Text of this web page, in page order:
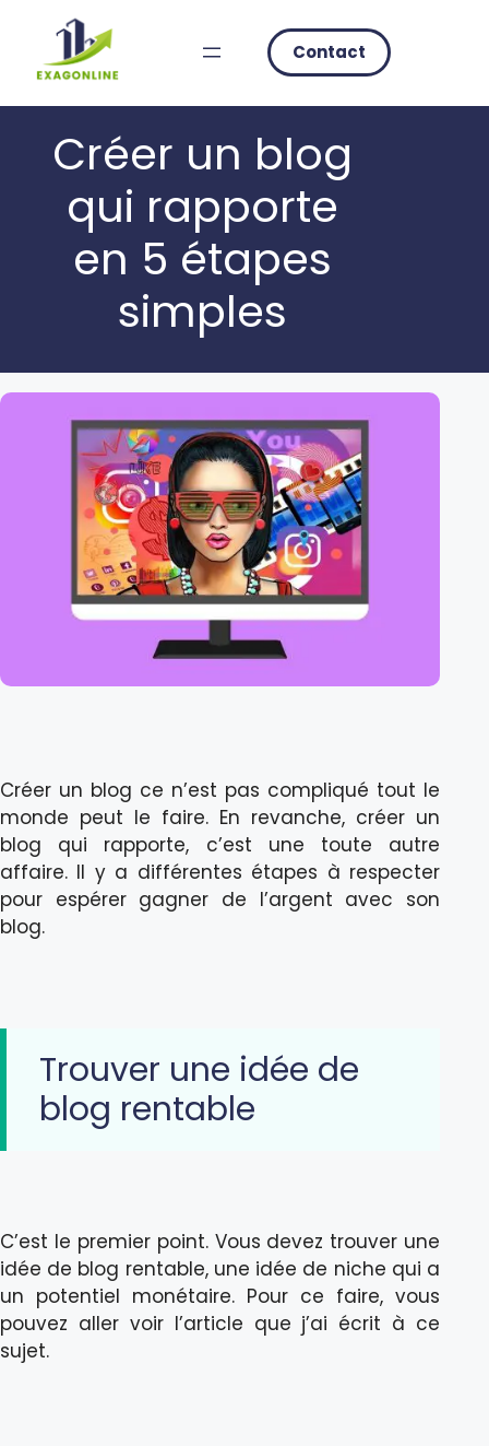
content
Contact
Créer un blog
qui rapporte
en 5 étapes
simples
Créer un blog ce n’est pas compliqué tout le
monde peut le faire. En revanche, créer un
blog qui rapporte, c’est une toute autre
affaire. Il y a différentes étapes à respecter
pour espérer gagner de l’argent avec son
blog.
Trouver une idée de
blog rentable
C’est le premier point. Vous devez trouver une
idée de blog rentable, une idée de niche qui a
un potentiel monétaire. Pour ce faire, vous
pouvez aller voir l’article que j’ai écrit à ce
sujet.